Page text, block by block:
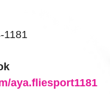
1181
aya.fliesport1181